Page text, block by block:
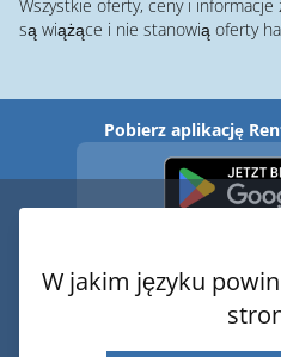
Wszystkie oferty, ceny i
są wiążące i nie stanowią oferty
Pobierz aplikację
W jakim języku